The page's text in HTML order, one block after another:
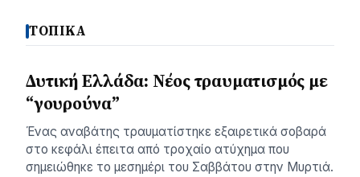
ΤΟΠΙΚΑ
Δυτική Ελλάδα: Νέος τραυματισμός με
“γουρούνα”
Ένας αναβάτης τραυματίστηκε εξαιρετικά σοβαρά
στο κεφάλι έπειτα από τροχαίο ατύχημα που
σημειώθηκε το μεσημέρι του Σαββάτου στην Μυρτιά.